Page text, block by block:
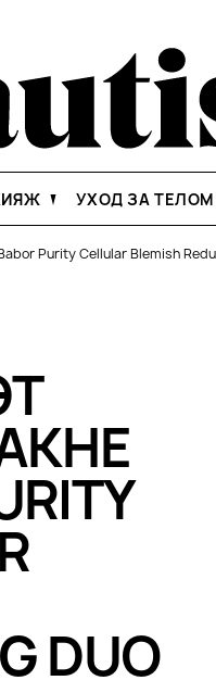
УХОД ЗА ТЕЛОМ
Purity Cellular Blemish
DUO